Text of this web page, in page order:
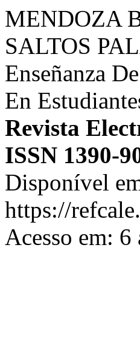
MENDOZA
SALTOS
Enseñanza
En
Revista
ISSN 1390-
Disponível
https://
Acesso em: 6